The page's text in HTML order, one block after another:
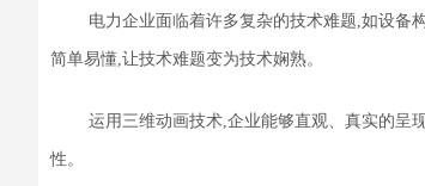
电力企业面临着许多复杂的技术难题,如设备
简单易懂,让技术难题变为技术娴熟。
运用三维动画技术,企业能够直观、真实的呈
性。